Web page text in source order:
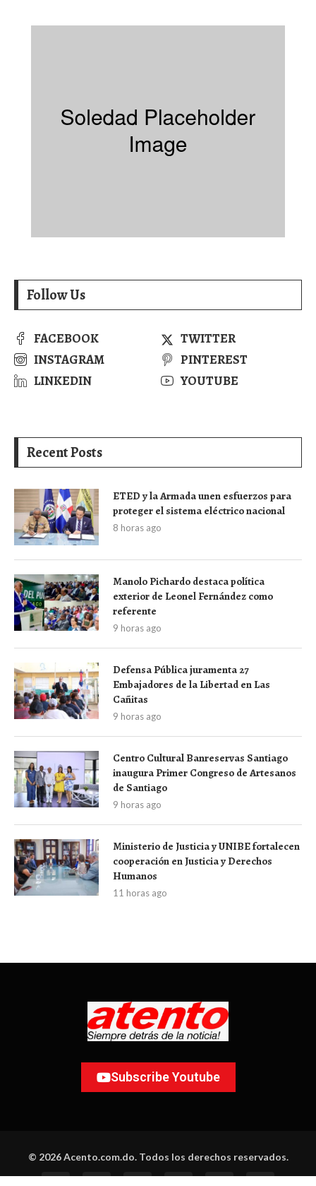
Follow Us
FACEBOOK
TWITTER
INSTAGRAM
PINTEREST
LINKEDIN
YOUTUBE
Recent Posts
ETED y la Armada unen esfuerzos para
proteger el sistema eléctrico nacional
8 horas ago
Manolo Pichardo destaca política
exterior de Leonel Fernández como
referente
9 horas ago
Defensa Pública juramenta 27
Embajadores de la Libertad en Las
Cañitas
9 horas ago
Centro Cultural Banreservas Santiago
inaugura Primer Congreso de Artesanos
de Santiago
9 horas ago
Ministerio de Justicia y UNIBE fortalecen
cooperación en Justicia y Derechos
Humanos
11 horas ago
Subscribe Youtube
© 2026 Acento.com.do. Todos los derechos reservados.